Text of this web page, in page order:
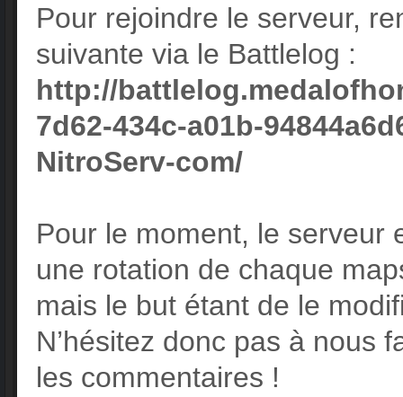
Pour rejoindre le serveur,
suivante via le Battlelog :
http://
7d62-434c-a01b-
NitroServ-com/
Pour le moment, le serveur
une rotation de chaque
mais le but étant de le
N’hésitez donc pas à nous
les commentaires !